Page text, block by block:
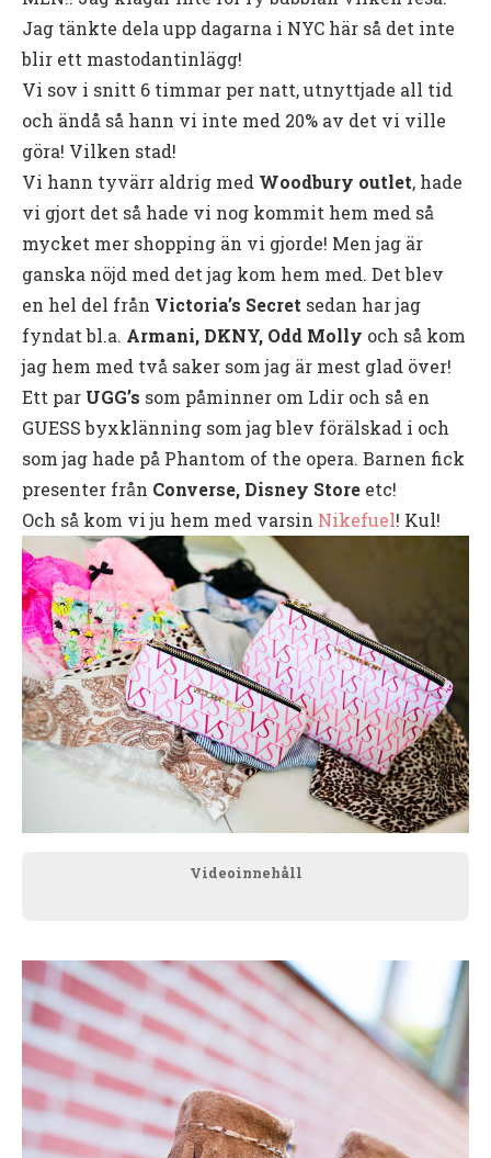
Jag tänkte dela upp dagarna i NYC här så det inte
blir ett mastodantinlägg!
Vi sov i snitt 6 timmar per natt, utnyttjade all tid
och ändå så hann vi inte med 20% av det vi ville
göra! Vilken stad!
Vi hann tyvärr aldrig med Woodbury outlet, hade
vi gjort det så hade vi nog kommit hem med så
mycket mer shopping än vi gjorde! Men jag är
ganska nöjd med det jag kom hem med. Det blev
en hel del från Victoria’s Secret sedan har jag
fyndat bl.a. Armani, DKNY, Odd Molly och så kom
jag hem med två saker som jag är mest glad över!
Ett par UGG’s som påminner om Ldir och så en
GUESS byxklänning som jag blev förälskad i och
som jag hade på Phantom of the opera. Barnen fick
presenter från Converse, Disney Store etc!
Och så kom vi ju hem med varsin Nikefuel! Kul!
Videoinnehåll